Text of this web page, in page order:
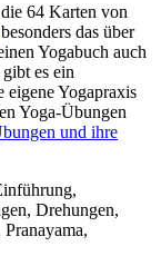
64 Karten von
das über
Yogabuch auch
es ein
Yogapraxis
Yoga-Übungen
und ihre
Drehungen,